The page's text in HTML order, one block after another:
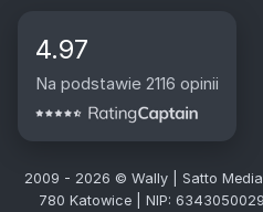
4.97
Na podstawie 2116 opinii
2009 - 2026 © Wally | Satto
780 Katowice | NIP: